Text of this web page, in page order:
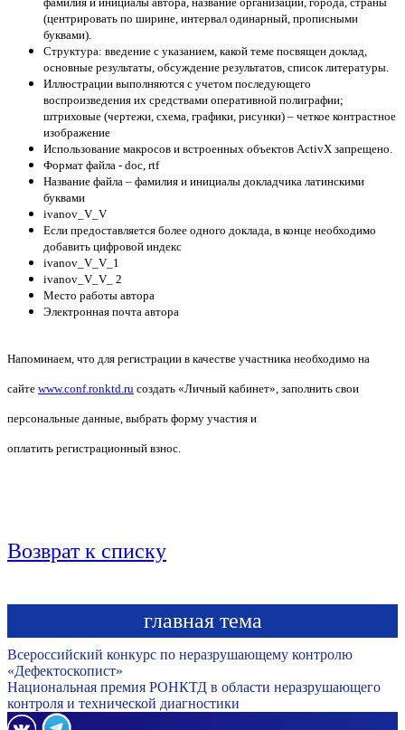
(центрировать по ширине, интервал одинарный, прописными
буквами).
Структура: введение с указанием, какой теме посвящен доклад,
основные результаты, обсуждение результатов, список литературы.
Иллюстрации выполняются с учетом последующего
воспроизведения их средствами оперативной полиграфии;
штриховые (чертежи, схема, графики, рисунки) – четкое контрастное
изображение
Использование макросов и встроенных объектов ActivX запрещено.
Формат файла - doc, rtf
Название файла – фамилия и инициалы докладчика латинскими
буквами
ivanov_V_V
Если предоставляется более одного доклада, в конце необходимо
добавить цифровой индекс
ivanov_V_V_1
ivanov_V_V_ 2
Место работы автора
Электронная почта автора
Напоминаем, что для регистрации в качестве участника необходимо на
сайте www.conf.ronktd.ru создать «Личный кабинет», заполнить свои
персональные данные, выбрать форму участия и
оплатить регистрационный взнос.
Возврат к списку
главная тема
Всероссийский конкурс по неразрушающему контролю
«Дефектоскопист»
Национальная премия РОНКТД в области неразрушающего
контроля и технической диагностики